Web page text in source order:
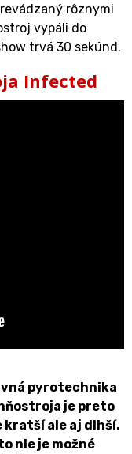
rôznymi
vypáli do
trvá 30 sekúnd.
Infected
pyrotechnika
je preto
kratší ale aj dlhší.
nie je možné